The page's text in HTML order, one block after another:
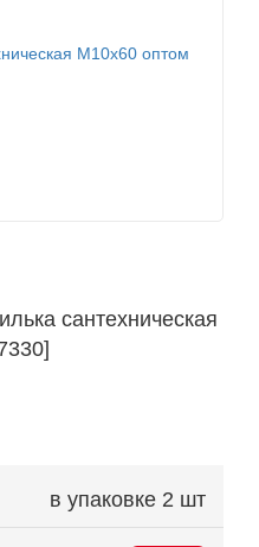
сантехническая
в упаковке 2 шт